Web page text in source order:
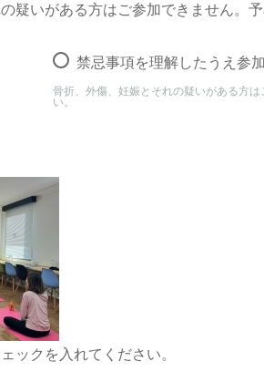
疑いがある方はご参加できません。予
禁忌事項を理解したうえ参
骨折、外傷、妊娠とそれの疑いがある方
い。
ックを入れてください。